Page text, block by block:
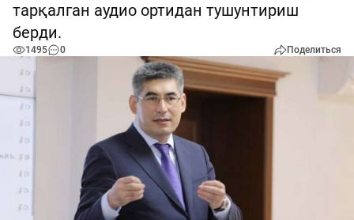
тарқалган аудио ортидан тушунтириш
берди.
1495 0 Поделиться